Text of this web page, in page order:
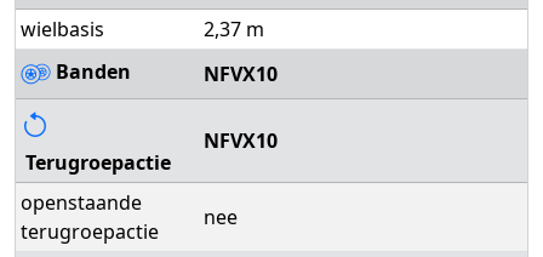
wielbasis
2,37 m
Banden
NFVX10
Terugroepactie
NFVX10
openstaande
terugroepactie
nee